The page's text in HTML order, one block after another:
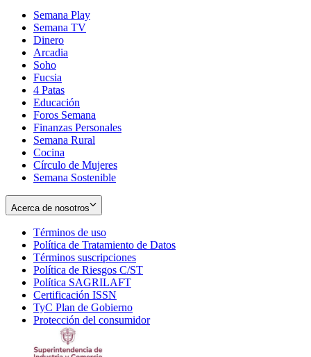
Semana Play
Semana TV
Dinero
Arcadia
Soho
in
new
window
Fucsia
in
new
window
4 Patas
Educación
Foros Semana
Finanzas Personales
Semana Rural
Cocina
Círculo de Mujeres
Semana Sostenible
Acerca de nosotros
Términos de uso
in
new
window
Política de Tratamiento de Datos
Términos suscripciones
in
Política de Riesgos C/ST
Política SAGRILAFT
new
window
Certificación ISSN
in
new
TyC Plan de Gobierno
in
Protección del consumidorOpens